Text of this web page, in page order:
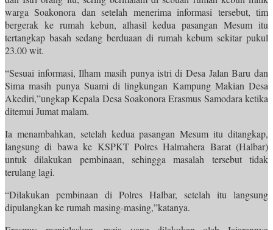
warga Soakonora dan setelah menerima informasi tersebut, tim
bergerak ke rumah kebun, alhasil kedua pasangan Mesum itu
tertangkap basah sedang berduaan di rumah kebum sekitar pukul
23.00 wit.
“Sesuai informasi, Ilham masih punya istri di Desa Jalan Baru dan
Sima masih punya Suami di lingkungan Kampung Makian Desa
Akediri,”ungkap Kepala Desa Soakonora Erasmus Samodara ketika
ditemui Jumat malam.
Ia menambahkan, setelah kedua pasangan Mesum itu ditangkap,
langsung di bawa ke KSPKT Polres Halmahera Barat (Halbar)
untuk dilakukan pembinaan, sehingga masalah tersebut tidak
terulang lagi.
“Dilakukan pembinaan di Polres Halbar, setelah itu langsung
dipulangkan ke rumah masing-masing,”katanya.